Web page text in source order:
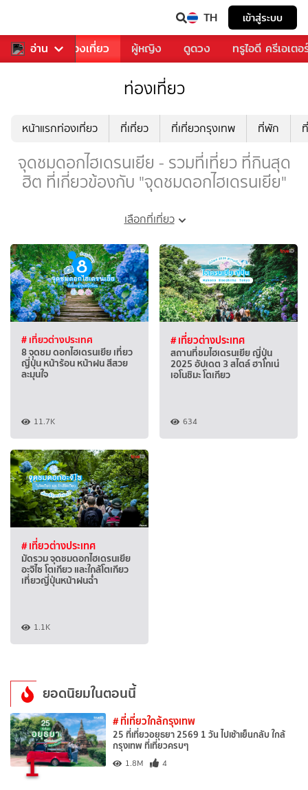
TH เข้าสู่ระบบ
อ่าน
อาหาร ท่องเที่ยว ผู้หญิง ดูดวง ทรูไอดี ครีเอเตอ
ท่องเที่ยว
หน้าแรกท่องเที่ยว ที่เที่ยว ที่เที่ยวกรุงเทพ ที่พัก
จุดชมดอกไฮเดรนเยีย - รวมที่เที่ยว ที่กินสุด
ฮิต ที่เกี่ยวข้องกับ "จุดชมดอกไฮเดรนเยีย"
เลือกที่เที่ยว
# เที่ยวต่างประเทศ
8 จุดชม ดอกไฮเดรนเยีย เที่ยว
ญี่ปุ่น หน้าร้อน หน้าฝน สีสวย
ละมุนใจ
11.7K
# เที่ยวต่างประเทศ
สถานที่ชมไฮเดรนเยีย ญี่ปุ่น
2025 อัปเดต 3 สไตล์ ฮาโกเน่
เอโนชิมะ โตเกียว
634
# เที่ยวต่างประเทศ
มัดรวม จุดชมดอกไฮเดรนเยีย
อะจิไซ โตเกียว และใกล้โตเกียว
เที่ยวญี่ปุ่นหน้าฝนฉ่ำ
1.1K
ยอดนิยมในตอนนี้
1
# ที่เที่ยวใกล้กรุงเทพ
25 ที่เที่ยวอยุธยา 2569 1 วัน ไปเช้าเย็นกลับ ใกล้
กรุงเทพ ที่เที่ยวครบๆ
1.8M 4